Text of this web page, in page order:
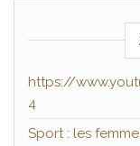
https://
4
Sport : les